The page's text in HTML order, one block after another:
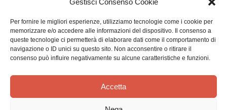
Gestisci Consenso Cookie
Per fornire le migliori esperienze, utilizziamo tecnologie come i cookie per
memorizzare e/o accedere alle informazioni del dispositivo. Il consenso a
queste tecnologie ci permetterà di elaborare dati come il comportamento di
navigazione o ID unici su questo sito. Non acconsentire o ritirare il
consenso può influire negativamente su alcune caratteristiche e funzioni.
Accetta
Effatà Editrice di Pellegrino Paolo SAS
C.F. e P.IVA 09655250018
Via Tre Denti, 1 - 10060 Cantalupa (TO)
Telefono: (+39) 0121 353452 - Fax: (+39) 0121 353839